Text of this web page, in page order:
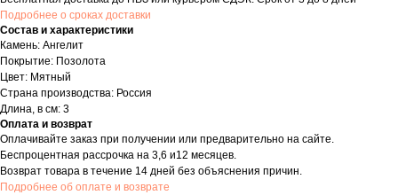
Подробнее о сроках доставки
Состав и характеристики
Камень: Ангелит
Покрытие: Позолота
Цвет: Мятный
Страна производства: Россия
Длина, в см: 3
Оплата и возврат
Оплачивайте заказ при получении или предварительно на сайте.
Беспроцентная рассрочка на 3,6 и12 месяцев.
Возврат товара в течение 14 дней без объяснения причин.
Подробнее об оплате и возврате